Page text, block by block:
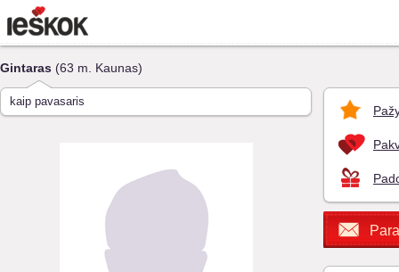
Gintaras (63 m. Kaunas)
kaip pavasaris